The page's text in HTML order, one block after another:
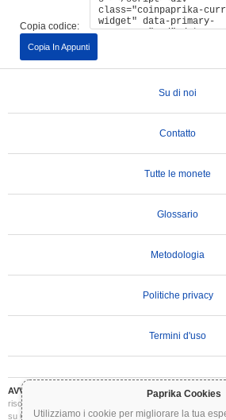
Paprika Cookies
Utilizziamo i cookie per migliorare la tua
Copia codice:
Copia In Appunti
Su di noi
Contatto
Tutte le monete
Glossario
Metodologia
Politiche privacy
Termini d'uso
AVVERTENZA IMPORTANTE:
Le criptovalute sono
rischi significativi. Potresti perdere parte o tutto il tuo
su Coinpaprika sono fornite esclusivamente a scopo